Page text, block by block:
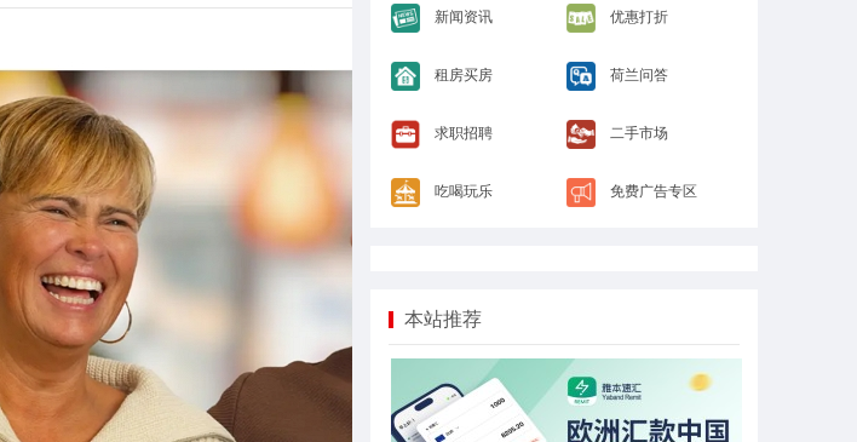
新闻资讯 优惠打折
租房买房 荷兰问答
求职招聘 二手市场
吃喝玩乐 免费广告专区
本站推荐